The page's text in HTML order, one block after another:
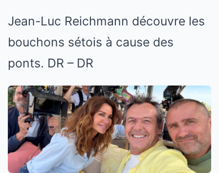
Jean-Luc Reichmann découvre les
bouchons sétois à cause des
ponts. DR – DR